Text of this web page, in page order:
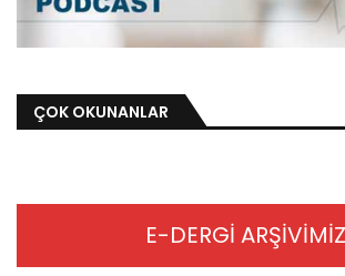
ÇOK OKUNANLAR
E-DERGİ